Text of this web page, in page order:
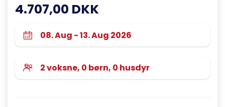
4.707,00 DKK